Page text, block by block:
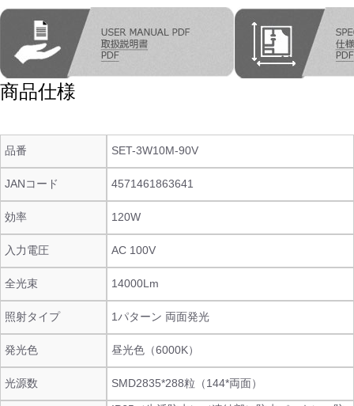
商品仕様
品番 SET-3W10M-90V
JANコード 4571461863641
効率 120W
入力電圧 AC 100V
全光束 14000Lm
照射タイプ 1パターン 両面発光
発光色 昼光色（6000K）
光源数 SMD2835*288粒（144*両面）